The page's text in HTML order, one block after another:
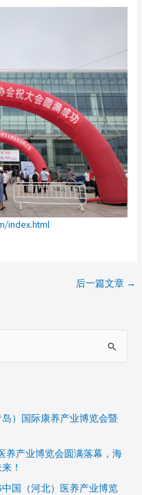
index.html
后一篇文章 →
）国际康养产业博览会暨
养产业博览会圆满落幕，海
！
国（河北）医养产业博览